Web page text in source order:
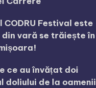
Festival este
vară se trăiește în
ce au învățat doi
doliului de la oamenii